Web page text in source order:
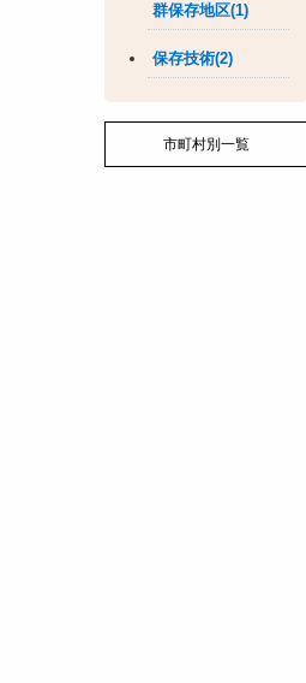
群保存地区(1)
保存技術(2)
市町村別一覧